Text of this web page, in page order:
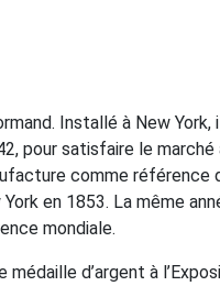
Installé à New
pour satisfaire le
comme
en 1853. La même
mondiale.
d’argent à